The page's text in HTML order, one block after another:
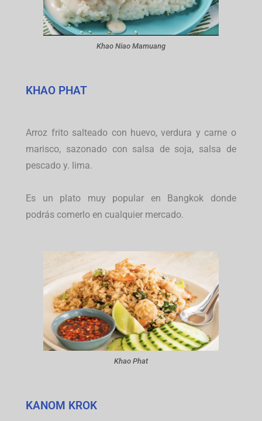
Khao Niao Mamuang
KHAO PHAT
Arroz frito salteado con huevo, verdura y carne o
marisco, sazonado con salsa de soja, salsa de
pescado y. lima.
Es un plato muy popular en Bangkok donde
podrás comerlo en cualquier mercado.
Khao Phat
KANOM KROK